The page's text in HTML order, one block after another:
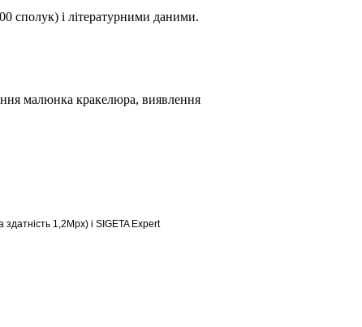
сполук) і літературними даними.
малюнка кракелюра, виявлення
1,2Mpx) і SIGETA Expert